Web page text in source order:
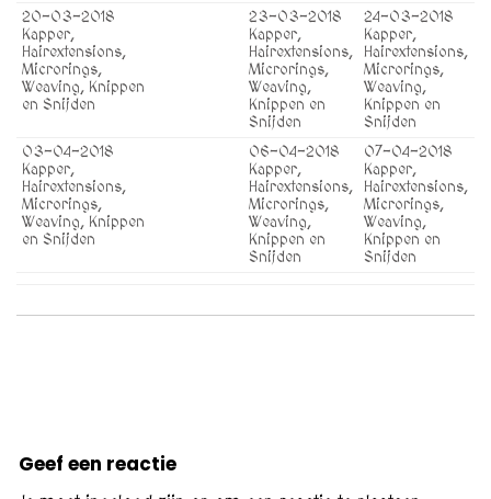
20-03-2018
Kapper,
Hairextensions,
Microrings,
Weaving, Knippen
en Snijden
23-03-2018
Kapper,
Hairextensions,
Microrings,
Weaving,
Knippen en
Snijden
24-03-2018
Kapper,
Hairextensions,
Microrings,
Weaving,
Knippen en
Snijden
03-04-2018
Kapper,
Hairextensions,
Microrings,
Weaving, Knippen
en Snijden
06-04-2018
Kapper,
Hairextensions,
Microrings,
Weaving,
Knippen en
Snijden
07-04-2018
Kapper,
Hairextensions,
Microrings,
Weaving,
Knippen en
Snijden
Geef een reactie